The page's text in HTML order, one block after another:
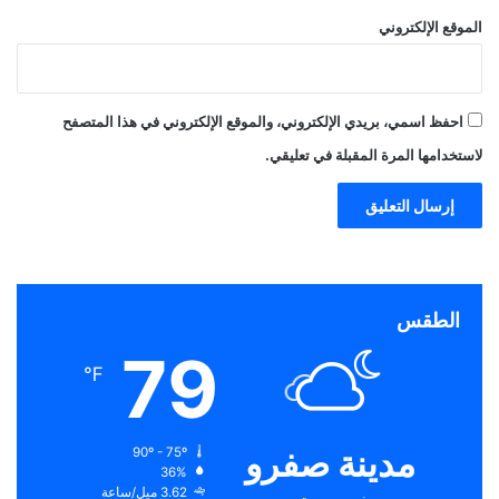
الموقع الإلكتروني
احفظ اسمي، بريدي الإلكتروني، والموقع الإلكتروني في هذا المتصفح
لاستخدامها المرة المقبلة في تعليقي.
الطقس
مدينة صفرو
79
℉
36%
3.62 ميل/ساعة